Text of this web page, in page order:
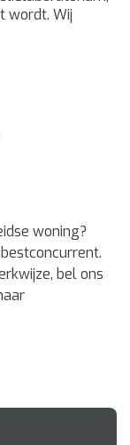
wordt. Wij
woning?
bel ons